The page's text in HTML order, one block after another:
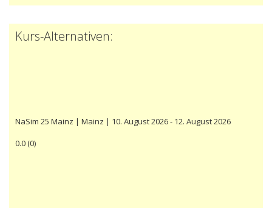
Kurs-Alternativen:
NaSim 25 Mainz | Mainz | 10. August 2026 - 12. August 2026
0.0(0)